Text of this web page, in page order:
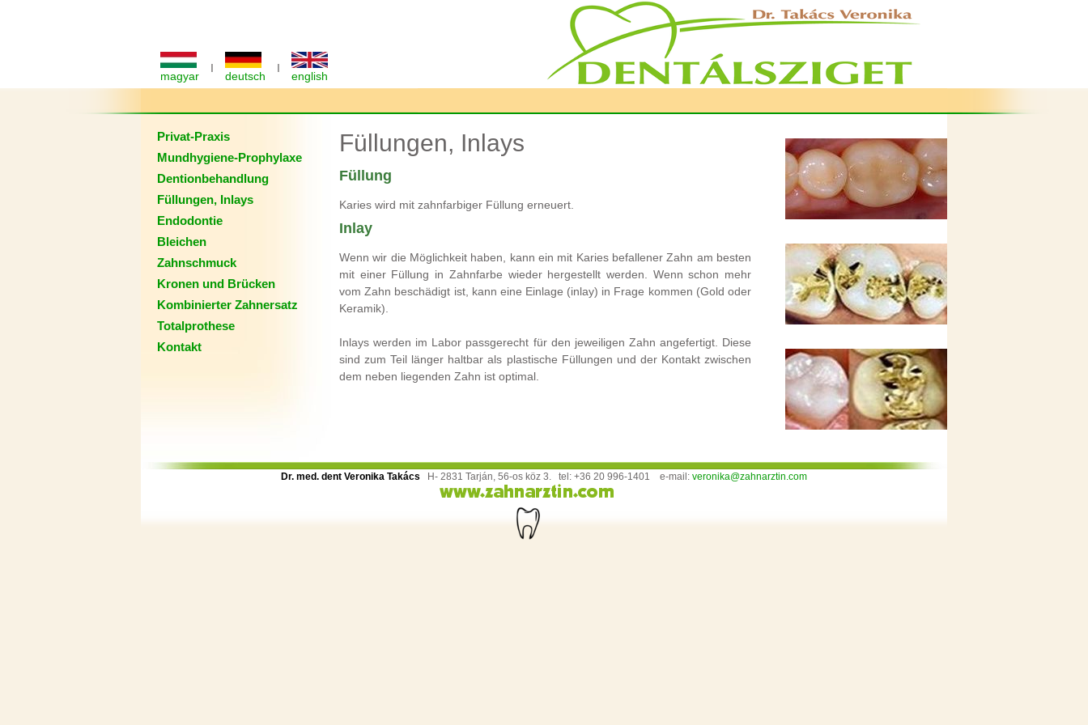
magyar
I
deutsch
I
english
Privat-Praxis
Mundhygiene-Prophylaxe
Dentionbehandlung
Füllungen, Inlays
Endodontie
Bleichen
Zahnschmuck
Kronen und Brücken
Kombinierter Zahnersatz
Totalprothese
Kontakt
Füllungen, Inlays
Füllung
Karies wird mit zahnfarbiger Füllung erneuert.
Inlay
Wenn wir die Möglichkeit haben, kann ein mit Karies befallener Zahn am besten
mit einer Füllung in Zahnfarbe wieder hergestellt werden. Wenn schon mehr
vom Zahn beschädigt ist, kann eine Einlage (inlay) in Frage kommen (Gold oder
Keramik).
Inlays werden im Labor passgerecht für den jeweiligen Zahn angefertigt. Diese
sind zum Teil länger haltbar als plastische Füllungen und der Kontakt zwischen
dem neben liegenden Zahn ist optimal.
Dr. med. dent Veronika Takács H- 2831 Tarján, 56-os köz 3. tel: +36 20 996-1401 e-mail: veronika@zahnarztin.com